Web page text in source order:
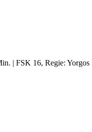
| FSK 16, Regie: Yorgos